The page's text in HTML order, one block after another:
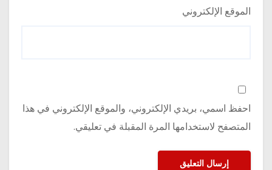
الموقع الإلكتروني
احفظ اسمي، بريدي الإلكتروني، والموقع الإلكتروني في هذا
المتصفح لاستخدامها المرة المقبلة في تعليقي.